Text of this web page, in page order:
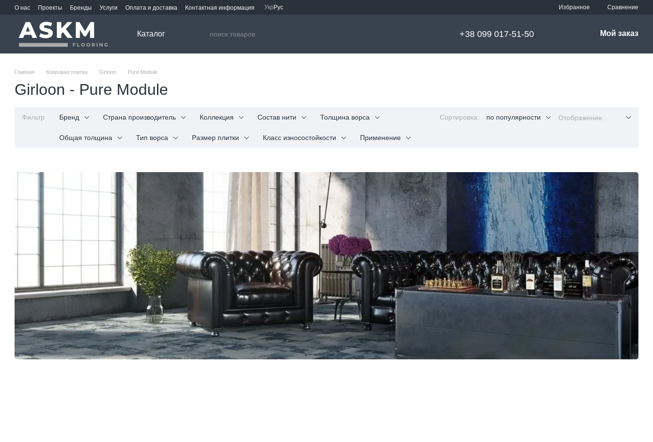
Перейти к основному контенту
О нас Проекты Бренды Услуги Оплата и доставка Контактная информация Укр Рус Избранное Сравнение
Каталог +38 099 017-51-50 Мой заказ
Главная Ковровая плитка Girloon Pure Module
Girloon - Pure Module
Фильтр Бренд Страна производитель Коллекция Состав нити Толщина ворса
Общая толщина Тип ворса Размер плитки Класс износостойкости Применение
Сортировка: по популярности Отображение: